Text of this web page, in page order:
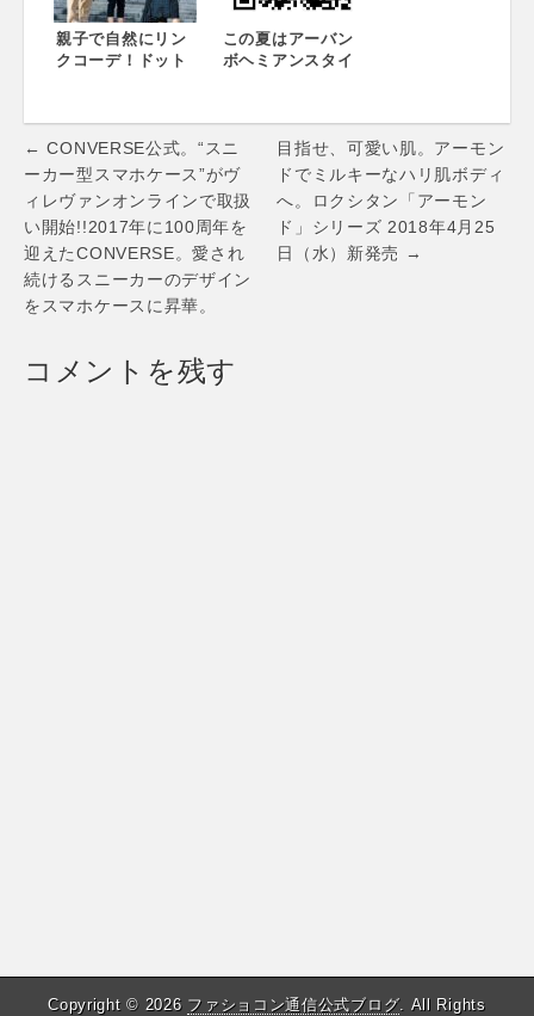
親子で自然にリン
クコーデ！ドット
族のライフスタイ
ルを提案するコム
サイズム
この夏はアーバン
ボヘミアンスタイ
アの刺繍ブラウス
Post
navigation
← CONVERSE公式。“スニ
ーカー型スマホケース”がヴ
ィレヴァンオンラインで取扱
い開始!!2017年に100周年を
迎えたCONVERSE。愛され
続けるスニーカーのデザイン
をスマホケースに昇華。
目指せ、可愛い肌。アーモン
ドでミルキーなハリ肌ボディ
へ。ロクシタン「アーモン
ド」シリーズ 2018年4月25
日（水）新発売 →
コメントを残す
Copyright © 2026 ファショコン通信公式ブログ. All Rights